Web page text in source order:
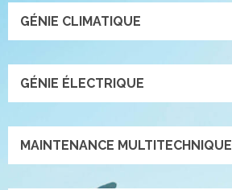
Métiers
GÉNIE CLIMATIQUE
GÉNIE ÉLECTRIQUE
MAINTENANCE MULTITECHNIQUE